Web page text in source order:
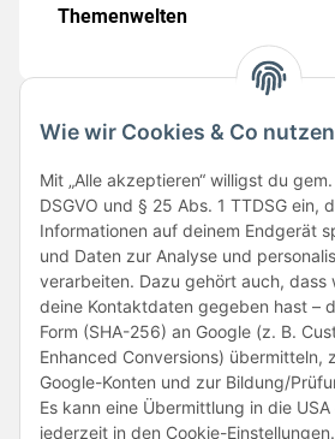
Wie wir Cookies & Co nutzen
Mit „Alle akzeptieren“ willigst du
DSGVO und § 25 Abs. 1 TTDSG ein,
Informationen auf deinem Endgerät
und Daten zur Analyse und
verarbeiten. Dazu gehört auch, dass
deine Kontaktdaten gegeben hast –
Form (SHA-256) an Google (z. B.
Enhanced Conversions) übermitteln,
Google-Konten und zur Bildung/
Es kann eine Übermittlung in die
jederzeit in den Cookie-
Themenwelten
Folge uns
Unsere Partner